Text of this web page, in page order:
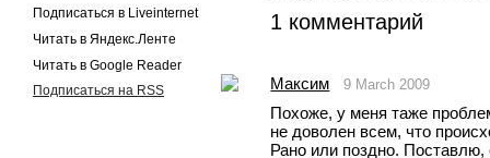
Подписаться в Liveinternet
Читать в Яндекс.Ленте
Читать в Google Reader
Подписаться на RSS
1 комментарий
Максим 9 March 2009
Похоже, у меня таже
не доволен всем, что
Рано или поздно. Поставлю,